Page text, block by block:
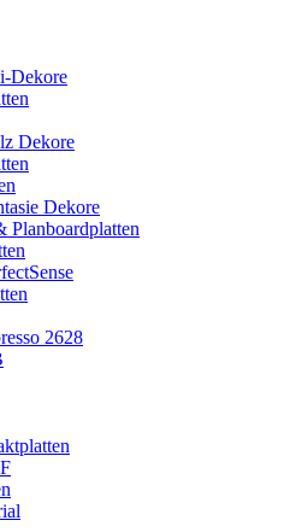
Dekore
Dekore
Dekore
Planboardplatten
2628